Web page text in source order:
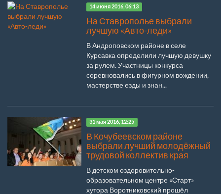
14 июня 2016, 06:13
На Ставрополье выбрали
лучшую «Авто-леди»
В Андроповском районе в селе
Курсавка определили лучшую девушку
за рулем. Участницы конкурса
соревновались в фигурном вождении,
мастерстве езды и знан...
31 мая 2016, 12:25
В Кочубеевском районе
выбрали лучший молодёжный
трудовой коллектив края
В детском оздоровительно-
образовательном центре «Старт»
хутора Воротниковский прошёл